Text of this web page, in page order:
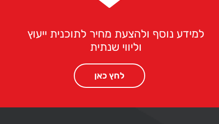
למידע נוסף ולהצעת מחיר לתוכנית ייעוץ
וליווי שנתית
לחץ כאן